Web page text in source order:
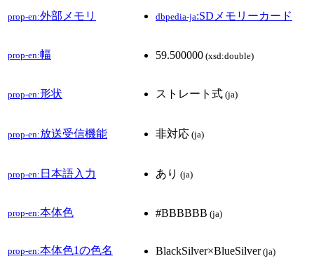
prop-en:外部メモリ dbpedia-ja:SDメモリーカード
prop-en:幅 59.500000 (xsd:double)
prop-en:形状 ストレート式 (ja)
prop-en:放送受信機能 非対応 (ja)
prop-en: 日本語入力 あり (ja)
prop-en:本体色 #BBBBBB (ja)
prop-en:本体色1の色名 BlackSilver×BlueSilver(ja)